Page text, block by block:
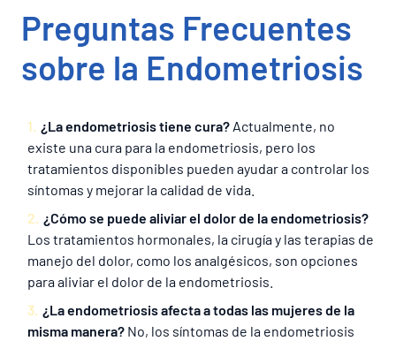
Preguntas Frecuentes
sobre la Endometriosis
¿La endometriosis tiene cura?Actualmente, no
existe una cura para la endometriosis, pero los
tratamientos disponibles pueden ayudar a controlar los
síntomas y mejorar la calidad de vida.
¿Cómo se puede aliviar el dolor de la endometriosis?
Los tratamientos hormonales, la cirugía y las terapias de
manejo del dolor, como los analgésicos, son opciones
para aliviar el dolor de la endometriosis.
¿La endometriosis afecta a todas las mujeres de la
misma manera?No, los síntomas de la endometriosis